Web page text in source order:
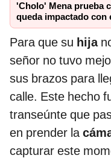
'Cholo' Mena prueba
queda impactado con
Para que su hija
señor no tuvo
sus brazos para
calle. Este hecho
transeúnte que
en prender la
capturar este